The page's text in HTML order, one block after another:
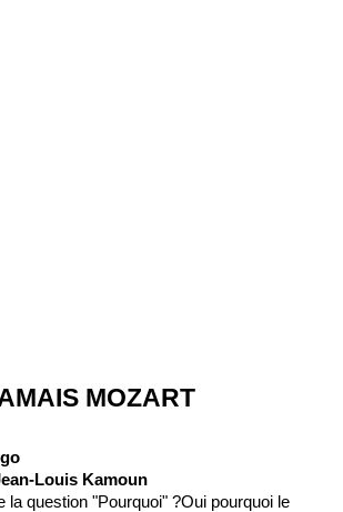
MOZART
Louis Kamoun
la question "Pourquoi" ?Oui pourquoi le